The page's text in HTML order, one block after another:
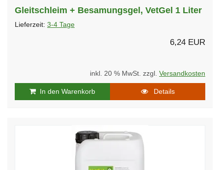
Gleitschleim + Besamungsgel, VetGel 1 Liter
Lieferzeit: 3-4 Tage
6,24 EUR
inkl. 20 % MwSt. zzgl. Versandkosten
In den Warenkorb Details